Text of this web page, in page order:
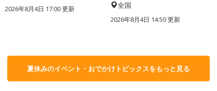
2026年8月4日 17:00更新 全国
2026年8月4日 14:50更新
夏休みのイベント・おでかけトピックスをもっと見る